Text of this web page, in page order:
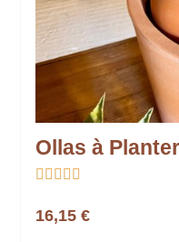
Ollas à
    
16,15 €